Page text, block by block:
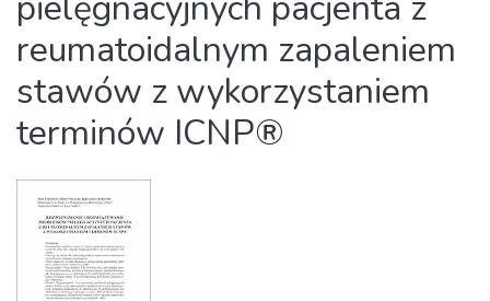
reumatoidalnym zapaleniem
stawów z wykorzystaniem
terminów ICNP®